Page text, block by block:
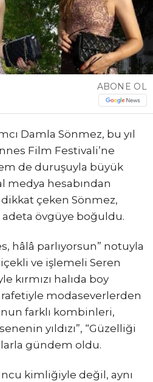
ABONE OL
Damla Sönmez, bu yıl
Film Festivali’ne
de duruşuyla büyük
medya hesabından
dikkat çeken Sönmez,
övgüye boğuldu.
hâlâ parlıyorsun” notuyla
ve işlemeli Seren
kırmızı halıda boy
modaseverlerden
farklı kombinleri,
yıldızı”, “Güzelliği
gündem oldu.
kimliğiyle değil, aynı